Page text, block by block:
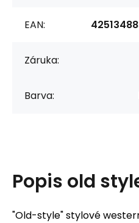
EAN:
Záruka:
Barva:
Popis old
"Old-style" stylové